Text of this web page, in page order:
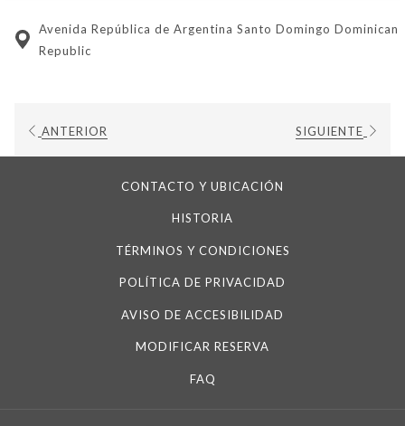
Avenida República de Argentina Santo Domingo Dominican
Republic
ANTERIOR SIGUIENTE
CONTACTO Y UBICACIÓN
HISTORIA
TÉRMINOS Y CONDICIONES
POLÍTICA DE PRIVACIDAD
AVISO DE ACCESIBILIDAD
MODIFICAR RESERVA
FAQ